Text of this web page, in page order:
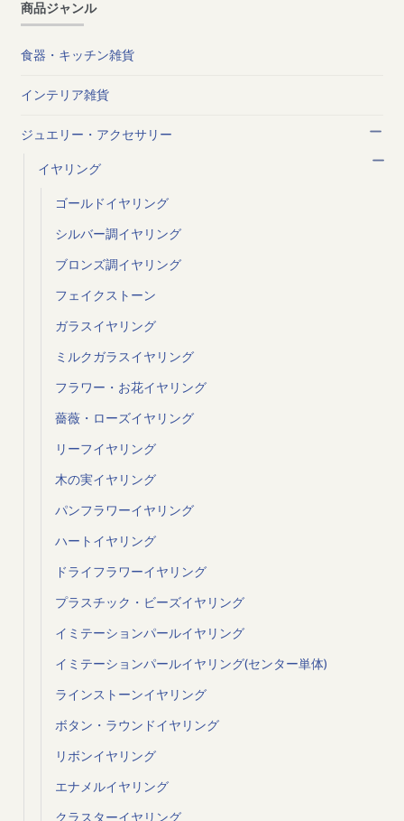
商品ジャンル
食器・キッチン雑貨
インテリア雑貨
ジュエリー・アクセサリー
イヤリング
ゴールドイヤリング
シルバー調イヤリング
ブロンズ調イヤリング
フェイクストーン
ガラスイヤリング
ミルクガラスイヤリング
フラワー・お花イヤリング
薔薇・ローズイヤリング
リーフイヤリング
木の実イヤリング
パンフラワーイヤリング
ハートイヤリング
ドライフラワーイヤリング
プラスチック・ビーズイヤリング
イミテーションパールイヤリング
イミテーションパールイヤリング(センター単体)
ラインストーンイヤリング
ボタン・ラウンドイヤリング
リボンイヤリング
エナメルイヤリング
クラスターイヤリング